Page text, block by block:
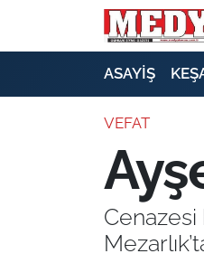
ASAYİŞ
VEFAT
Cenazesi
E-GAZETE
SİYASET
GÜNDEM